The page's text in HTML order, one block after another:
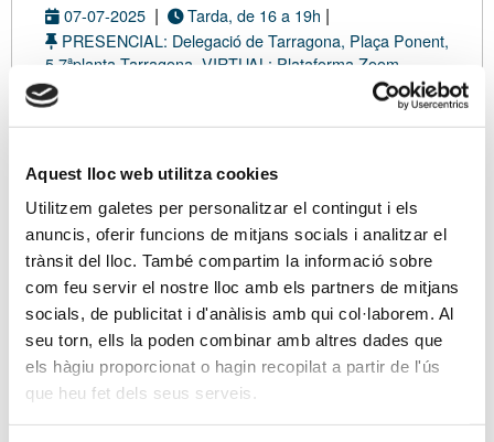
Aquest lloc web utilitza cookies
Utilitzem galetes per personalitzar el contingut i els
anuncis, oferir funcions de mitjans socials i analitzar el
trànsit del lloc. També compartim la informació sobre
com feu servir el nostre lloc amb els partners de mitjans
socials, de publicitat i d'anàlisis amb qui col·laborem. Al
seu torn, ells la poden combinar amb altres dades que
els hàgiu proporcionat o hagin recopilat a partir de l'ús
que heu fet dels seus serveis.
07-07-2025 | Tarda, de 16 a 19h |
PRESENCIAL: Delegació de Tarragona, Plaça Ponent,
5 7ªplanta Tarragona. VIRTUAL: Plataforma Zoom
|
DATOS TARIFA ASISTENTESRESUMENCONFIRMACIÓN
Eres asociado/a?
Si ya eres asociado/a, tus datos de contacto se
cargarán directamente en el proceso de
inscripción desde su ficha. Además, te